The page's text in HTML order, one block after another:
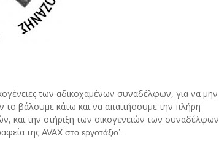
των αδικοχαμένων συναδέλφων, για να μην
το βάλουμε κάτω και να απαιτήσουμε την πλήρη
και την στήριξη των οικογενειών των συναδέλφων
της AVAX στο εργοτάξιο’.